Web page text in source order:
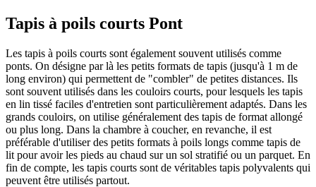
Tapis à poils courts Pont
Les tapis à poils courts sont également souvent utilisés comme
ponts. On désigne par là les petits formats de tapis (jusqu'à 1 m de
long environ) qui permettent de "combler" de petites distances. Ils
sont souvent utilisés dans les couloirs courts, pour lesquels les tapis
en lin tissé faciles d'entretien sont particulièrement adaptés. Dans les
grands couloirs, on utilise généralement des tapis de format allongé
ou plus long. Dans la chambre à coucher, en revanche, il est
préférable d'utiliser des petits formats à poils longs comme tapis de
lit pour avoir les pieds au chaud sur un sol stratifié ou un parquet. En
fin de compte, les tapis courts sont de véritables tapis polyvalents qui
peuvent être utilisés partout.